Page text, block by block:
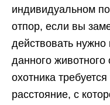
индивидуальном
отпор, если вы
действовать
данного животного
охотника
расстояние, с